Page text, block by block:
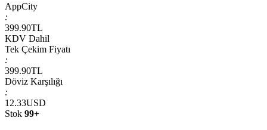
AppCity
:
399.90TL
KDV Dahil
Tek Çekim Fiyatı
:
399.90TL
Döviz Karşılığı
:
12.33USD
Stok 99+